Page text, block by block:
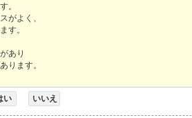
。
がよく、
す。
あり
ります。
い いいえ